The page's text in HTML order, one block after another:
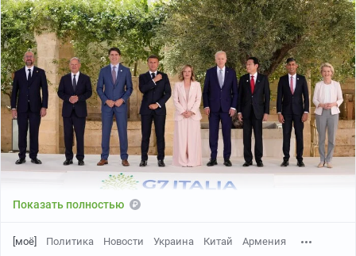
Показать полностью
[моё] Политика Новости Украина Китай Армения